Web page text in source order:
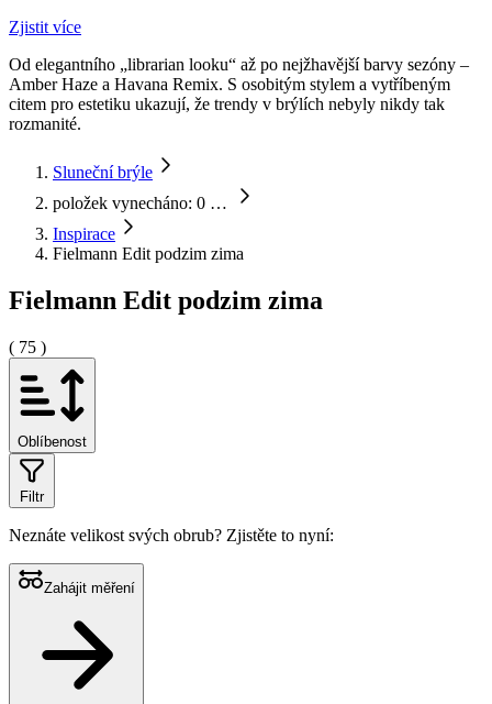
Zjistit více
Od elegantního „librarian looku“ až po nejžhavější barvy sezóny –
Amber Haze a Havana Remix. S osobitým stylem a vytříbeným
citem pro estetiku ukazují, že trendy v brýlích nebyly nikdy tak
rozmanité.
Sluneční brýle
položek vynecháno: 0 …
Inspirace
Fielmann Edit podzim zima
Fielmann Edit podzim zima
( 75 )
Oblíbenost
Filtr
Neznáte velikost svých obrub? Zjistěte to nyní:
Zahájit měření